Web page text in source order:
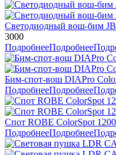
Светодиодный вош-бим
3000
ПодробнееПодробнее
Бим-спот-вош DIAPro
ПодробнееПодробнее
Спот ROBE ColorSpot
ПодробнееПодробнее